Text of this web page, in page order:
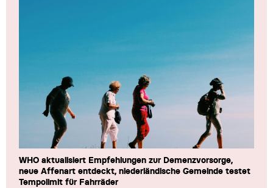
WHO aktualisiert Empfehlungen zur Demenzvorsorge,
neue Affenart entdeckt, niederländische Gemeinde testet
Tempolimit für Fahrräder